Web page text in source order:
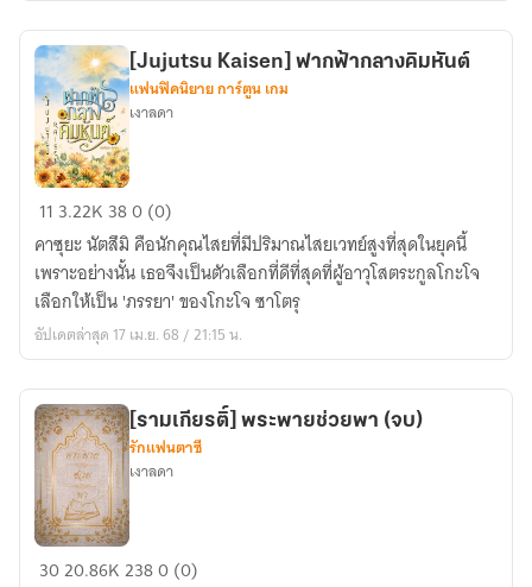
ต้องการ
เธอ!
(จบ
แล้ว)
[Jujutsu
Kaisen]
ฟาก
ฟ้า
กลาง
คิมหันต์
[Jujutsu Kaisen] ฟากฟ้ากลางคิมหันต์
แฟนฟิคนิยาย การ์ตูน เกม
เงาลดา
11 3.22K 380 (0)
คาซุยะ นัตสึมิ คือนักคุณไสยที่มีปริมาณไสยเวทย์สูงที่สุดในยุคนี้
เพราะอย่างนั้น เธอจึงเป็นตัวเลือกที่ดีที่สุดที่ผู้อาวุโสตระกูลโกะโจ
เลือกให้เป็น 'ภรรยา' ของโกะโจ ซาโตรุ
อัปเดตล่าสุด 17 เม.ย. 68 / 21:15 น.
[รามเกียรติ์]
[รามเกียรติ์] พระพายช่วยพา (จบ)
รักแฟนตาซี
เงาลดา
3020.86K2380 (0)